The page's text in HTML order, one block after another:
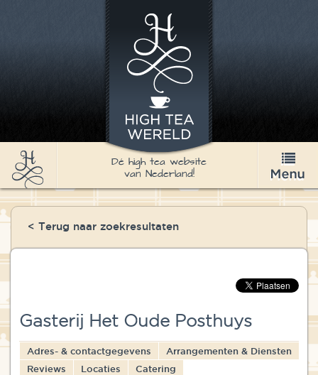
High Tea
Recepten
Over High Tea Wereld
Dé high tea website
van Nederland!
< Terug naar zoekresultaten
Gasterij Het Oude Posthuys
Adres- & contactgegevens
Arrangementen & Diensten
Reviews
Locaties Catering